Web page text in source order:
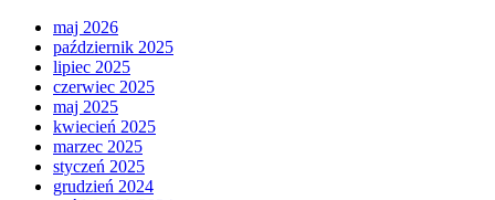
maj 2026
październik 2025
lipiec 2025
czerwiec 2025
maj 2025
kwiecień 2025
marzec 2025
styczeń 2025
grudzień 2024